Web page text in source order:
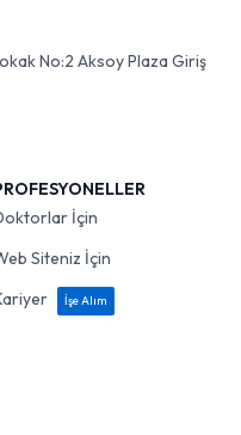
No:2 Aksoy Plaza Giriş
İçin
Siteniz İçin
İşe Alım